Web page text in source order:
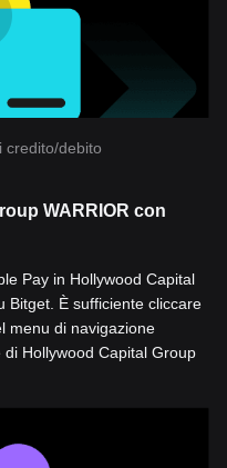
credito/debito
WARRIOR con
Pay in Hollywood Capital
Bitget. È sufficiente cliccare
menu di navigazione
Hollywood Capital Group